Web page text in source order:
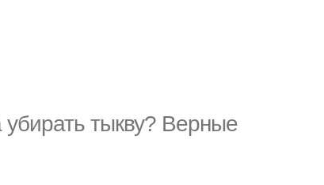
убирать тыкву? Верные